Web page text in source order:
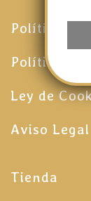
Política de
Política de
Ley de
Aviso Legal
Tienda